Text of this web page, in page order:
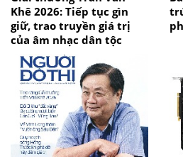
Khê 2026: Tiếp tục gìn
giữ, trao truyền giá trị
của âm nhạc dân tộc